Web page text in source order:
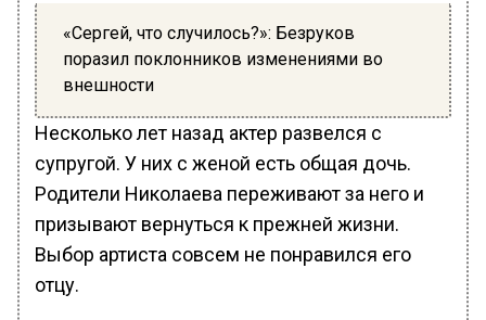
«Сергей, что случилось?»: Безруков
поразил поклонников изменениями во
внешности
Несколько лет назад актер развелся с
супругой. У них с женой есть общая дочь.
Родители Николаева переживают за него и
призывают вернуться к прежней жизни.
Выбор артиста совсем не понравился его
отцу.